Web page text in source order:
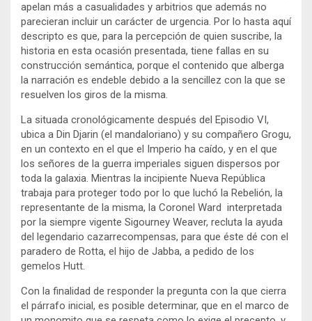
apelan más a casualidades y arbitrios que además no
parecieran incluir un carácter de urgencia. Por lo hasta aquí
descripto es que, para la percepción de quien suscribe, la
historia en esta ocasión presentada, tiene fallas en su
construcción semántica, porque el contenido que alberga
la narración es endeble debido a la sencillez con la que se
resuelven los giros de la misma.
La situada cronológicamente después del Episodio VI,
ubica a Din Djarin (el mandaloriano) y su compañero Grogu,
en un contexto en el que el Imperio ha caído, y en el que
los señores de la guerra imperiales siguen dispersos por
toda la galaxia. Mientras la incipiente Nueva República
trabaja para proteger todo por lo que luchó la Rebelión, la
representante de la misma, la Coronel Ward interpretada
por la siempre vigente Sigourney Weaver, recluta la ayuda
del legendario cazarrecompensas, para que éste dé con el
paradero de Rotta, el hijo de Jabba, a pedido de los
gemelos Hutt.
Con la finalidad de responder la pregunta con la que cierra
el párrafo inicial, es posible determinar, que en el marco de